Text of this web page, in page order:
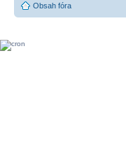
Obsah fóra